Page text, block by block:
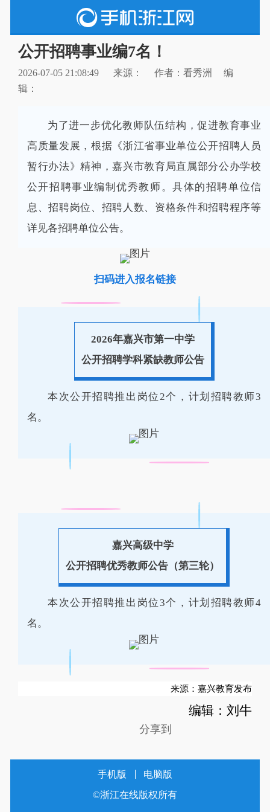
公开招聘事业编7名！
2026-07-05 21:08:49 来源： 作者：看秀洲
编
辑：
为了进一步优化教师队伍结构，促进教育事业
高质量发展，根据《浙江省事业单位公开招聘人员
暂行办法》精神，嘉兴市教育局直属部分公办学校
公开招聘事业编制优秀教师。具体的招聘单位信
息、招聘岗位、招聘人数、资格条件和招聘程序等
详见各招聘单位公告。
扫码进入报名链接
2026年嘉兴市第一中学
公开招聘学科紧缺教师公告
本次公开招聘推出岗位2个，计划招聘教师3
名。
嘉兴高级中学
公开招聘优秀教师公告（第三轮）
本次公开招聘推出岗位3个，计划招聘教师4
名。
来源：嘉兴教育发布
编辑：刘牛
分享到
手机版 电脑版
©浙江在线版权所有